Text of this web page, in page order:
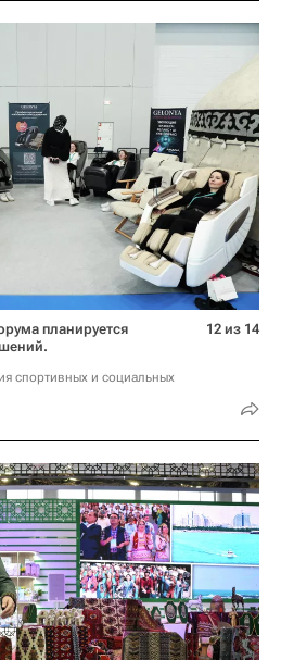
планируется
спортивных и социальных
12 из 14